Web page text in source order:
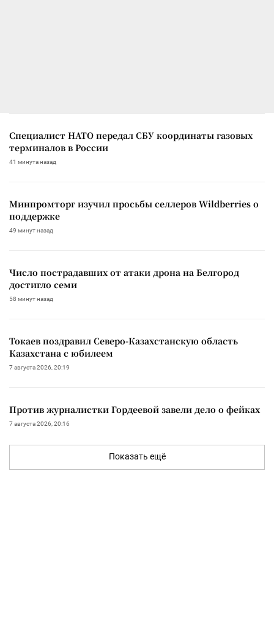
Специалист НАТО передал СБУ координаты газовых
терминалов в России
41 минута назад
Минпромторг изучил просьбы селлеров Wildberries о
поддержке
49 минут назад
Число пострадавших от атаки дрона на Белгород
достигло семи
58 минут назад
Токаев поздравил Северо-Казахстанскую область
Казахстана с юбилеем
7 августа 2026, 20:19
Против журналистки Гордеевой завели дело о фейках
7 августа 2026, 20:16
Показать ещё